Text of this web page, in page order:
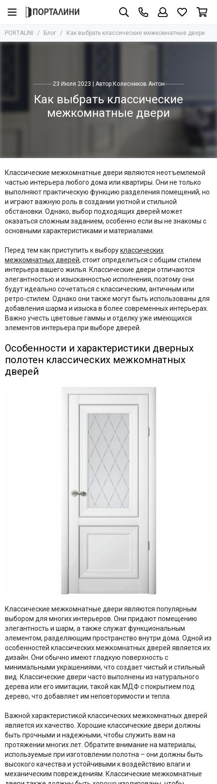
PORTALINI Блог Как выбрать классические межкомнатные двери
23 Июля 2023 | Автор: Колесников Антон
Как выбрать классические
межкомнатные двери
Классические межкомнатные двери являются неотъемлемой
частью интерьера любого дома или квартиры. Они не только
выполняют практическую функцию разделения помещений, но
и играют важную роль в создании уютной и стильной
обстановки. Однако, выбор подходящих дверей может
оказаться сложным заданием, особенно если вы не знакомы с
основными характеристиками и материалами.
Перед тем как приступить к выборуклассических
межкомнатных дверей, стоит определиться с общим стилем
интерьера вашего жилья. Классические двери отличаются
элегантностью и изысканностью исполнения, поэтому они
будут идеально сочетаться с классическим, античным или
ретро-стилем. Однако они также могут быть использованы для
добавления шарма и изыска в более современных интерьерах.
Важно учесть цветовые гаммы и отделку уже имеющихся
элементов интерьера при выборе дверей.
Особенности и характеристики дверных
полотен классических межкомнатных
дверей
Классические межкомнатные двери являются популярным
выбором для многих интерьеров. Они придают помещению
элегантность и шарм, а также служат функциональным
элементом, разделяющим пространство внутри дома. Одной из
особенностей классических межкомнатных дверей является их
дизайн. Они обычно имеют гладкую поверхность с
минимальными украшениями, что создает чистый и стильный
вид. Классические двери часто выполнены из натурального
дерева или его имитации, такой как МДФ с покрытием под
дерево, что добавляет им неповторимости и тепла.
Важной характеристикой классических межкомнатных дверей
является их качество. Хорошие классические двери должны
быть прочными и надежными, чтобы служить вам на
протяжении многих лет. Обратите внимание на материалы,
используемые при изготовлении полотна – они должны быть
высокого качества и устойчивыми к воздействию влаги и
механическим повреждениям. Классические межкомнатные